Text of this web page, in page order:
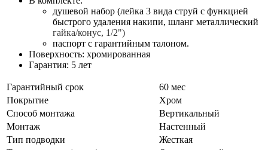
душевой набор (лейка 3 вида струй с функцией
быстрого удаления накипи, шланг металлический
гайка/конус, 1/2")
паспорт с гарантийным талоном.
Поверхность: хромированная
Гарантия: 5 лет
Гарантийный срок
60 мес
Покрытие
Хром
Способ монтажа
Вертикальный
Монтаж
Настенный
Тип подводки
Жесткая